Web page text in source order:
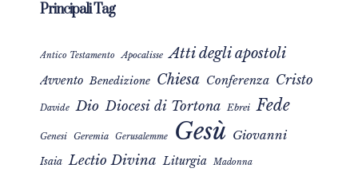
Principali Tag
Antico Testamento Apocalisse Atti degli apostoli
Avvento Benedizione Chiesa Conferenza Cristo
Davide Dio Diocesi di Tortona Ebrei Fede
Genesi Geremia Gerusalemme Gesù Giovanni
Isaia Lectio Divina Liturgia Madonna